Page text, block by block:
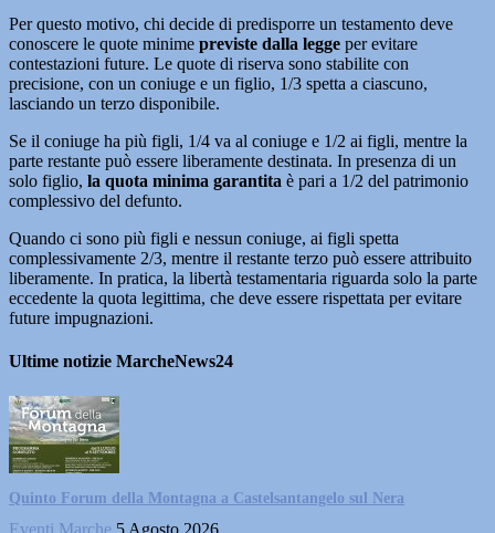
Per questo motivo, chi decide di predisporre un testamento deve
conoscere le quote minime previste dalla legge per evitare
contestazioni future. Le quote di riserva sono stabilite con
precisione, con un coniuge e un figlio, 1/3 spetta a ciascuno,
lasciando un terzo disponibile.
Se il coniuge ha più figli, 1/4 va al coniuge e 1/2 ai figli, mentre la
parte restante può essere liberamente destinata. In presenza di un
solo figlio, la quota minima garantita è pari a 1/2 del patrimonio
complessivo del defunto.
Quando ci sono più figli e nessun coniuge, ai figli spetta
complessivamente 2/3, mentre il restante terzo può essere attribuito
liberamente. In pratica, la libertà testamentaria riguarda solo la parte
eccedente la quota legittima, che deve essere rispettata per evitare
future impugnazioni.
Ultime notizie MarcheNews24
Quinto Forum della Montagna a Castelsantangelo sul Nera
Eventi Marche 5 Agosto 2026